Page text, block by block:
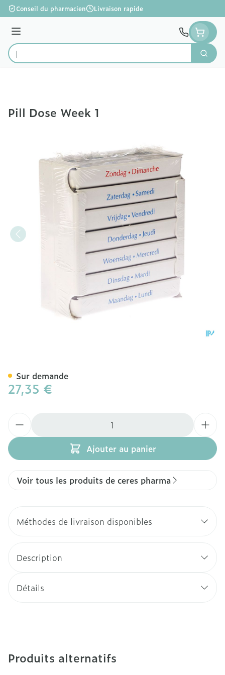
Aller au contenu
Conseil du pharmacien Livraison rapide
Menu
Rechercher
Pill Dose Week 1
27,35 €
Ajouter au panier
Sur demande
Voir tous les produits de ceres pharma
Méthodes de livraison disponibles
Description
Détails
Produits alternatifs